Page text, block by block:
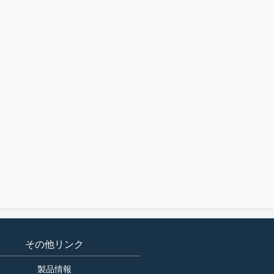
その他リンク
製品情報